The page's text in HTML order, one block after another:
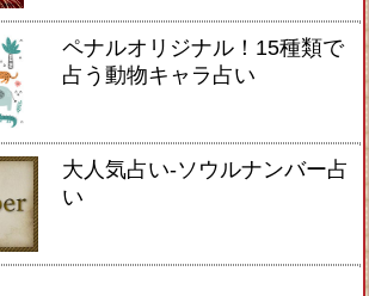
ペナルオリジナル！15種類で
占う動物キャラ占い
大人気占い-ソウルナンバー占
い